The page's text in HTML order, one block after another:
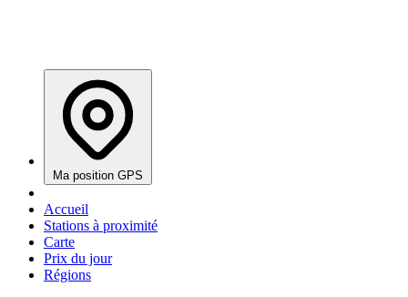
Ma position GPS
Accueil
Stations à proximité
Carte
Prix du jour
Régions